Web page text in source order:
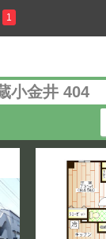
1
小金井 404